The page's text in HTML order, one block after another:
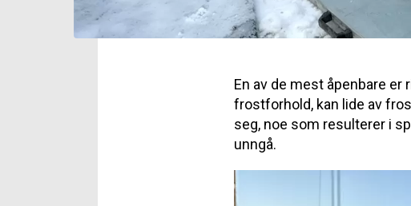
En av de mest åpenbare
frostforhold, kan lide av
seg, noe som resulterer i
unngå.